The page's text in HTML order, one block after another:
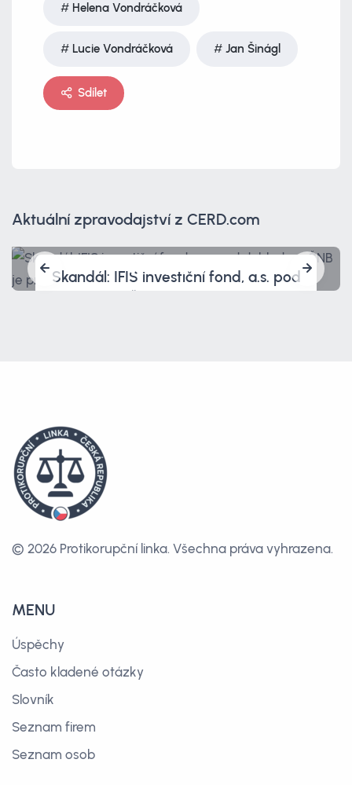
Helena Vondráčková
Lucie Vondráčková Jan Šinágl
Sdílet
Aktuální zpravodajství z CERD.com
Skandál: IFIS investiční fond, a.s. pod
© 2026 Protikorupční linka. Všechna práva vyhrazena.
MENU
Úspěchy
Často kladené otázky
Slovník
Seznam firem
Seznam osob